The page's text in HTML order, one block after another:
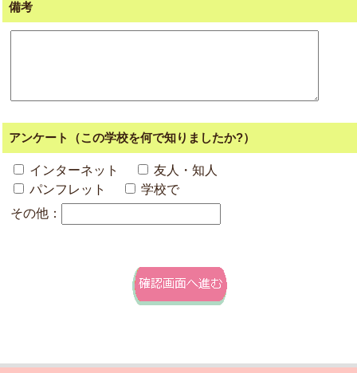
備考
アンケート（この学校を何で知りましたか?）
インターネット
友人・知人
パンフレット
学校で
その他：